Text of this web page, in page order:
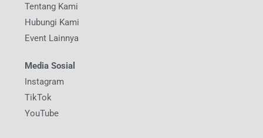
Tentang Kami
Hubungi Kami
Event Lainnya
Media Sosial
Instagram
TikTok
YouTube